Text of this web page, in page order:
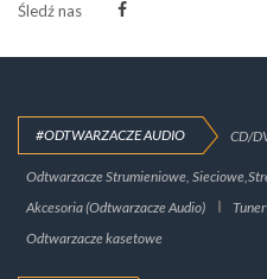
Śledź nas
#ODTWARZACZE AUDIO CD/
Odtwarzacze Strumieniowe,
Akcesoria (Odtwarzacze Audio)
Odtwarzacze kasetowe